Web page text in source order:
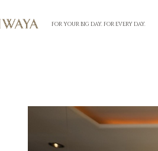
FOR YOUR BIG DAY. FOR EVERY DAY.